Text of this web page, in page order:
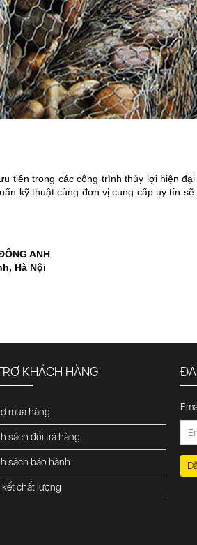
tiên trong các công trình thủy lợi hiện
kỹ thuật cùng đơn vị cung cấp uy tín
ANH
Hà Nội
KHÁCH HÀNG
mua hàng
sách đổi trả hàng
sách bảo hành
kết chất lượng